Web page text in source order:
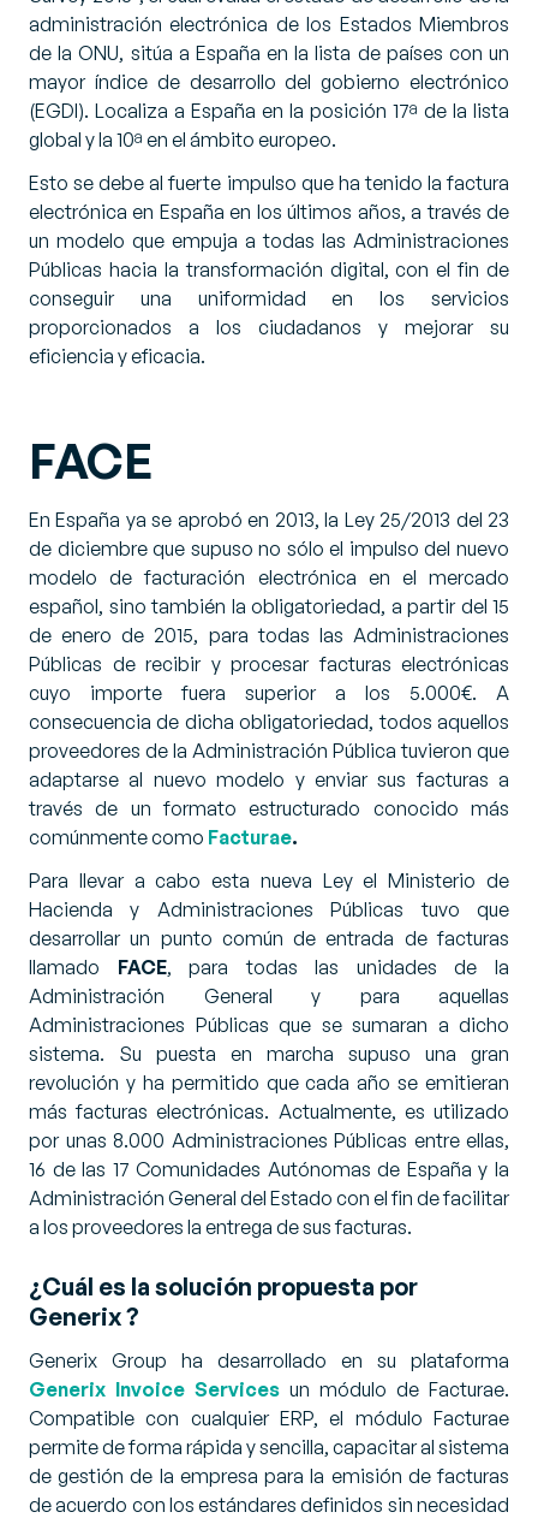
administración electrónica de los Estados Miembros
de la ONU, sitúa a España en la lista de países con un
mayor índice de desarrollo del gobierno electrónico
(EGDI). Localiza a España en la posición 17ª de la lista
global y la 10ª en el ámbito europeo.
Esto se debe al fuerte impulso que ha tenido la factura
electrónica en España en los últimos años, a través de
un modelo que empuja a todas las Administraciones
Públicas hacia la transformación digital, con el fin de
conseguir una uniformidad en los servicios
proporcionados a los ciudadanos y mejorar su
eficiencia y eficacia.
FACE
En España ya se aprobó en 2013, la Ley 25/2013 del 23
de diciembreque supuso no sólo el impulso del nuevo
modelo de facturación electrónica en el mercado
español, sino también la obligatoriedad, a partir del 15
de enero de 2015, para todas las Administraciones
Públicas de recibir y procesar facturas electrónicas
cuyo importe fuera superior a los 5.000€. A
consecuencia de dicha obligatoriedad, todos aquellos
proveedores de la Administración Pública tuvieron que
adaptarse al nuevo modelo y enviar sus facturas a
través de un formato estructurado conocido más
comúnmente como Facturae.
Para llevar a cabo esta nueva Ley el Ministerio de
Hacienda y Administraciones Públicas tuvo que
desarrollar un punto común de entrada de facturas
llamado FACE, para todas las unidades de la
Administración General y para aquellas
Administraciones Públicas que se sumaran a dicho
sistema. Su puesta en marcha supuso una gran
revolución y ha permitido que cada año se emitieran
más facturas electrónicas. Actualmente, es utilizado
por unas 8.000 Administraciones Públicas entre ellas,
16 de las 17 Comunidades Autónomas de España y la
Administración General del Estado con el fin de facilitar
a los proveedores la entrega de sus facturas.
¿Cuál es la solución propuesta por
Generix ?
Generix Group ha desarrollado en su plataforma
Generix Invoice Services un módulo de Facturae.
Compatible con cualquier ERP, el módulo Facturae
permite de forma rápida y sencilla, capacitar al sistema
de gestión de la empresa para la emisión de facturas
de acuerdo con los estándares definidos sin necesidad